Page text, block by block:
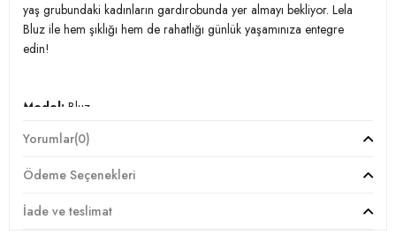
yaş grubundaki kadınların gardırobunda yer almayı bekliyor. Lela
Bluz ile hem şıklığı hem de rahatlığı günlük yaşamınıza entegre
edin!
Model: Bluz
Giyim Tarzı:
Materyal:% 95 Viskon % 5 Elastan
Yorumlar(0)
Ödeme Seçenekleri
İade ve teslimat